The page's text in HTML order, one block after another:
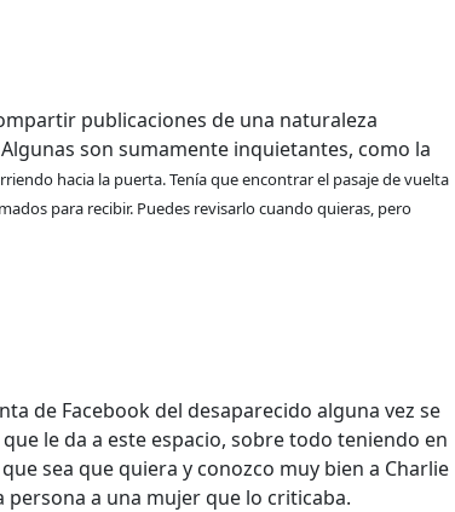
publicaciones de una naturaleza
son sumamente inquietantes, como la
hacia la puerta. Tenía que encontrar el pasaje de vuelta
para recibir. Puedes revisarlo cuando quieras, pero
de Facebook del desaparecido alguna vez se
le da a este espacio, sobre todo teniendo en
sea que quiera y conozco muy bien a Charlie
a una mujer que lo criticaba.